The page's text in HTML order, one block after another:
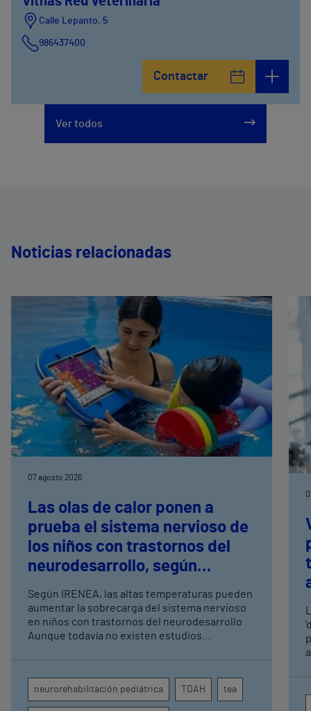
Calle Lepanto, 5
986437400
Contactar
Ver todos
Noticias relacionadas
07 agosto 2026
Las olas de calor ponen a
prueba el sistema nervioso de
los niños con trastornos del
neurodesarrollo, según
expertos en
neurorrehabilitación
pediátrica de Vithas
Según IRENEA, las altas temperaturas pueden
aumentar la sobrecarga del sistema nervioso
en niños con trastornos del neurodesarrollo
Aunque todavía no existen estudios
atención, la regulación emocional y la
conducta
neurorehabilitación pediátrica TDAH tea